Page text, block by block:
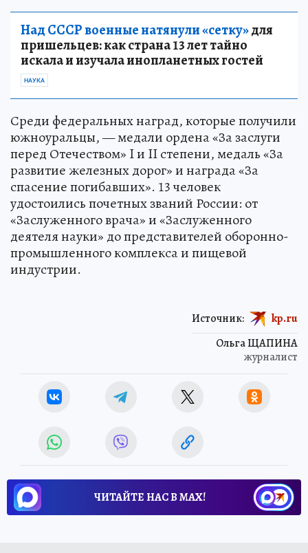
Над СССР военные натянули «сетку»для
пришельцев: как страна 13 лет тайно
искала и изучала инопланетных гостей
НАУКА
Среди федеральных наград, которые получили
южноуральцы, — медали ордена «За заслуги
перед Отечеством» I и II степени, медаль «За
развитие железных дорог» и награда «За
спасение погибавших». 13 человек
удостоились почетных званий России: от
«Заслуженного врача» и «Заслуженного
деятеля науки» до представителей оборонно-
промышленного комплекса и пищевой
индустрии.
Ольга ЩАПИНА
журналист
Источник: kp.ru
ЧИТАЙТЕ НАС В МАХ!